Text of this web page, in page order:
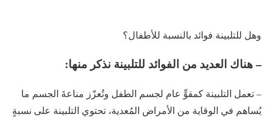
وهل للتلبينة فوائد بالنسبة للأطفال؟
– هناك العديد من الفوائد للتلبينة نذكر منها:
– تعمل التلبينة كمقوٍّ عام لجسم الطفل وتُعزّز مناعةَ الجسم ما
يُساهم في الوقاية من الأمراض المُعدية، تحتوي التلبينة على نسبةٍ